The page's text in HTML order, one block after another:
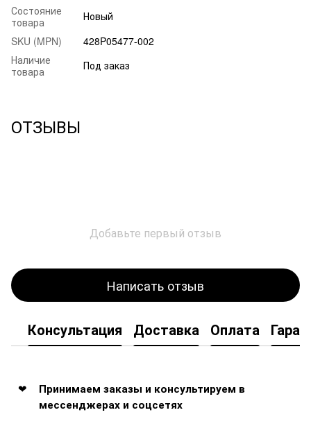
Состояние
товара
Новый
SKU (MPN)
428P05477-002
Наличие
товара
Под заказ
ОТЗЫВЫ
Добавьте первый отзыв
Написать отзыв
Консультация Доставка Оплата
Принимаем заказы и консультируем в
мессенджерах и соцсетях